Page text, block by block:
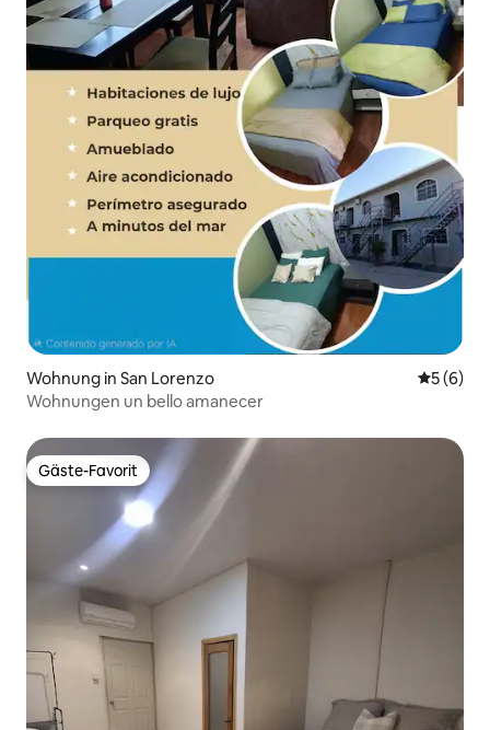
Wohnung in San Lorenzo
5 (6)
Wohnungen un bello amanecer
Gäste-Favorit
Gäste-Favorit